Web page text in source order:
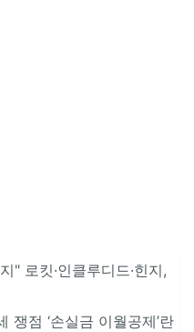
" 로킷·인클루디드·힌지,
쟁점 ‘손실금 이월공제’란